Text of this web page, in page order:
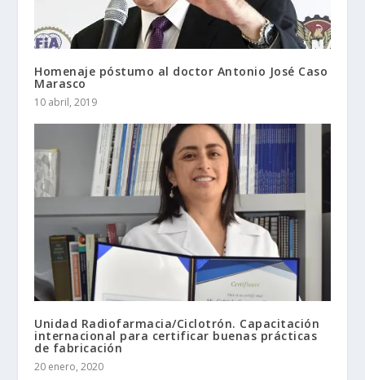
Homenaje póstumo al doctor Antonio José Caso
Marasco
10 abril, 2019
Unidad Radiofarmacia/Ciclotrón. Capacitación
internacional para certificar buenas prácticas
de fabricación
20 enero, 2020